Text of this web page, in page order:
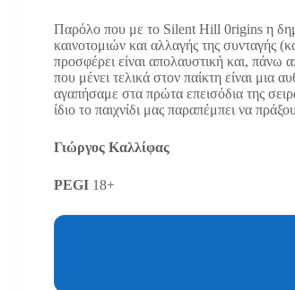
Παρόλο που με το Silent Hill 0rigins η
καινοτομιών και αλλαγής της συνταγής
προσφέρει είναι απολαυστική και,
που μένει τελικά στον παίκτη είναι μια
αγαπήσαμε στα πρώτα επεισόδια της
ίδιο το παιχνίδι μας παραπέμπει να
Γιώργος Καλλίφας
PEGI 18+